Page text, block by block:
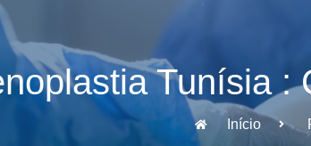
Tunísia :
Início